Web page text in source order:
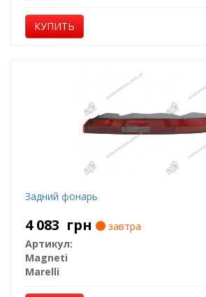
КУПИТЬ
Задний фонарь
4 083 грн
завтра
Артикул:
Magneti
Marelli